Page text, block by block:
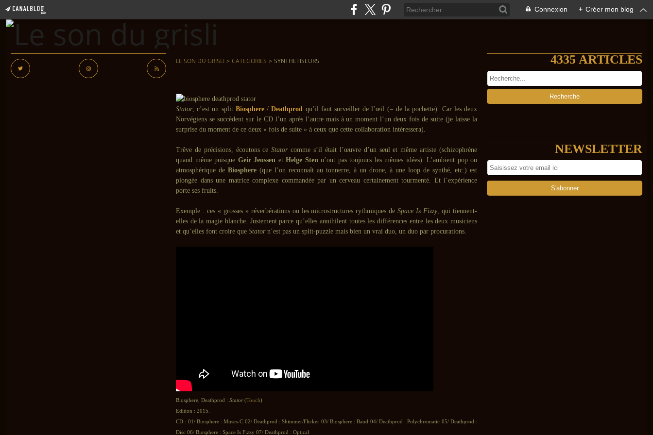
Connexion + Créer mon blog
LE SON DU GRISLI > CATEGORIES > SYNTHETISEURS
Stator, c’est un split Biosphere /Deathprod qu’il faut surveiller de l’œil (= de la pochette). Car les deux
Norvégiens se succèdent sur le CD l’un après l’autre mais à un moment l’un deux fois de suite (je laisse la
surprise du moment de ce deux « fois de suite » à ceux que cette collaboration intéressera).
Trêve de précisions, écoutons ceStatorcomme s’il était l’œuvre d’un seul et même artiste (schizophrène
quand même puisque Geir Jenssen et Helge Stenn’ont pas toujours les mêmes idées). L’ambient pop ou
atmosphérique de Biosphere (que l’on reconnaît au tonnerre, à un drone, à une loop de synthé, etc.) est
plongée dans une matrice complexe commandée par un cerveau certainement tourmenté. Et l’expérience
porte ses fruits.
Exemple : ces « grosses » réverbérations ou les microstructures rythmiques deSpace Is Fizzy, qui tiennent-
elles de la magie blanche. Justement parce qu’elles annihilent toutes les différences entre les deux musiciens
et qu’elles font croire que Statorn’est pas un split-puzzle mais bien un vrai duo, un duo par procurations.
Biosphere, Deathprod : Stator(Touch)
Edition : 2015.
CD : 01/ Biosphere : Muses-C 02/ Deathprod : Shimmer/Flicker 03/ Biosphere : Baud 04/ Deathprod : Polychromatic 05/ Deathprod :
Disc 06/ Biosphere : Space Is Fizzy 07/ Deathprod : Optical
4335 ARTICLES
NEWSLETTER